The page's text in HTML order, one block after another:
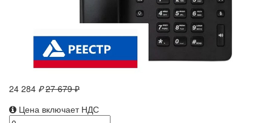
24 284 ₽ 27 679 ₽
Цена включает НДС